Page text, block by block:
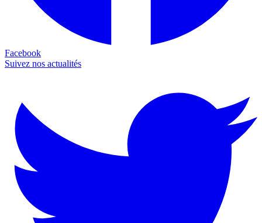
Facebook
Suivez nos actualités